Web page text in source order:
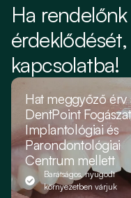
Ha
kapcsolatba!
Hat meggyőző érv
DentPoint
Implantológiai és
Parondontológiai
Centrum mellett
Barátságos, nyugodt
környezetben várjuk